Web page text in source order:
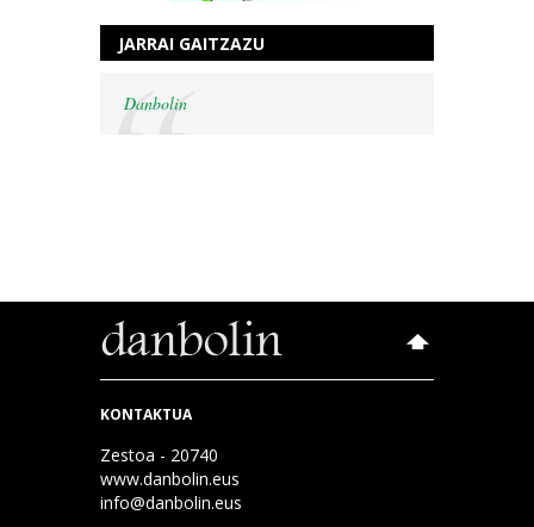
JARRAI GAITZAZU
Danbolin
KONTAKTUA
Zestoa - 20740
www.danbolin.eus
info@danbolin.eus